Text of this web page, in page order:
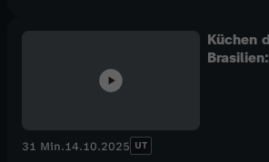
Küchen
31 Min.14.10.2025 UT